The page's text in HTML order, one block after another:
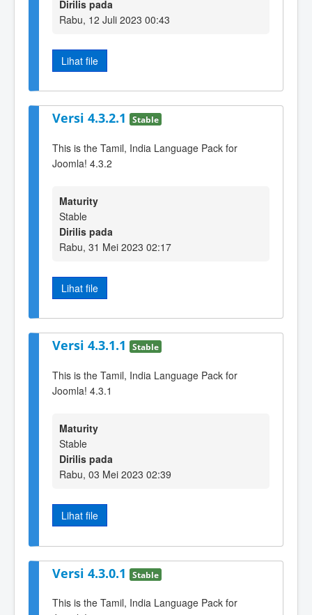
Dirilis pada
Rabu, 12 Juli 2023 00:43
Lihat file
Versi 4.3.2.1 Stable
This is the Tamil, India Language Pack for
Joomla! 4.3.2
Maturity
Stable
Dirilis pada
Rabu, 31 Mei 2023 02:17
Lihat file
Versi 4.3.1.1 Stable
This is the Tamil, India Language Pack for
Joomla! 4.3.1
Maturity
Stable
Dirilis pada
Rabu, 03 Mei 2023 02:39
Lihat file
Versi 4.3.0.1 Stable
This is the Tamil, India Language Pack for